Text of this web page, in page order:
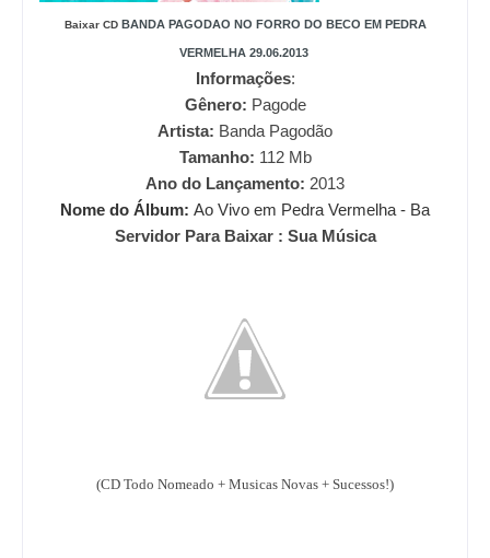
Baixar CD BANDA PAGODAO NO FORRO DO BECO EM PEDRA
VERMELHA 29.06.2013
Informações:
Gênero: Pagode
Artista: Banda Pagodão
Tamanho: 112Mb
Ano do Lançamento: 2013
Nome do Álbum: Ao Vivo em Pedra Vermelha - Ba
Servidor Para Baixar : Sua Música
(CD Todo Nomeado + Musicas Novas + Sucessos!)